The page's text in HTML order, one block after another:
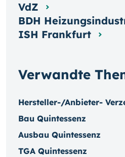
Verwandte
Hersteller-/Anbieter-
Bau Quintessenz
Ausbau Quintessenz
TGA Quintessenz
VdZ
BDH
ISH Frankfurt